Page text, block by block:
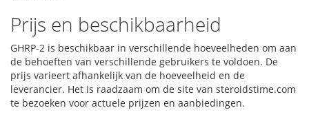
Prijs en beschikbaarheid
GHRP-2 is beschikbaar in verschillende hoeveelheden om aan
de behoeften van verschillende gebruikers te voldoen. De
prijs varieert afhankelijk van de hoeveelheid en de
leverancier. Het is raadzaam om de site van steroidstime.com
te bezoeken voor actuele prijzen en aanbiedingen.